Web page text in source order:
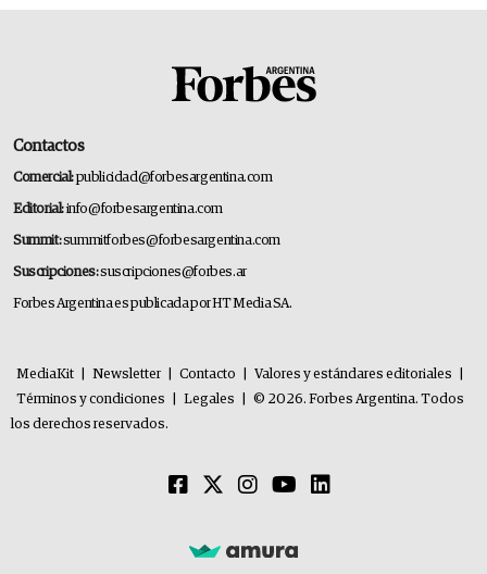
Contactos
Comercial:publicidad@forbesargentina.com
Editorial:info@forbesargentina.com
Summit:summitforbes@forbesargentina.com
Suscripciones:suscripciones@forbes.ar
Forbes Argentina es publicada por HT Media SA.
MediaKit Newsletter Contacto Valores y estándares editoriales
Términos y condiciones
Legales
© 2026. Forbes Argentina. Todos
los derechos reservados.